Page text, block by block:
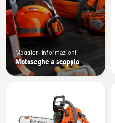
Maggiori informazioni
Motoseghe a scoppio